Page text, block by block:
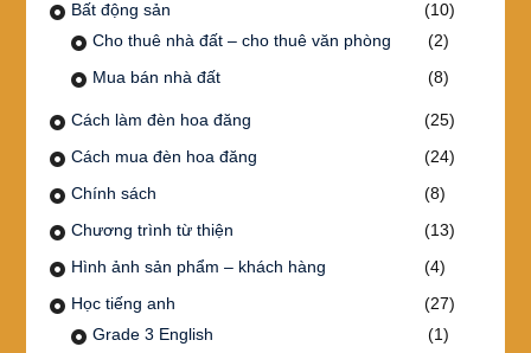
Bất động sản
(10)
Cho thuê nhà đất – cho thuê văn phòng
(2)
Mua bán nhà đất
(8)
Cách làm đèn hoa đăng
(25)
Cách mua đèn hoa đăng
(24)
Chính sách
(8)
Chương trình từ thiện
(13)
Hình ảnh sản phẩm – khách hàng
(4)
Học tiếng anh
(27)
Grade 3 English
(1)